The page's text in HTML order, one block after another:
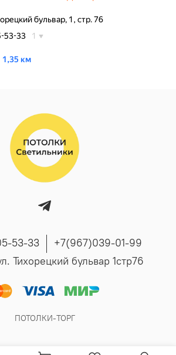
53-33
+7(967)039-01-99
Тихорецкий бульвар 1стр76
ПОТОЛКИ-ТОРГ